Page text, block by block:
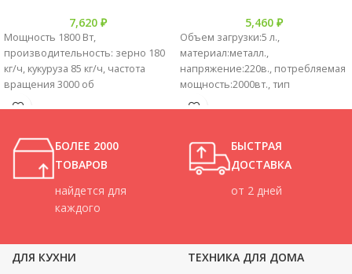
7,620 ₽
Мощность 1800 Вт,
производительность: зерно 180
кг/ч, кукуруза 85 кг/ч, частота
вращения 3000 об
5,460 ₽
Объем загрузки:5 л.,
материал:металл.,
напряжение:220в., потребляемая
мощность:2000вт., тип
двигателя:однофазный
производительность: 400кг/час.
БОЛЕЕ 2000
ТОВАРОВ
найдется для
каждого
БЫСТРАЯ
ДОСТАВКА
от 2 дней
ДЛЯ КУХНИ
ТЕХНИКА ДЛЯ ДОМА